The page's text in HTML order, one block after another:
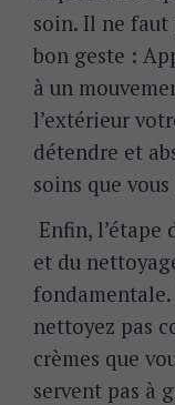
soin. Il ne faut
bon geste :
à un
l’extérieur
détendre et
soins que
Enfin, l’étape
et du
fondamentale.
nettoyez pas
crèmes que
servent pas à